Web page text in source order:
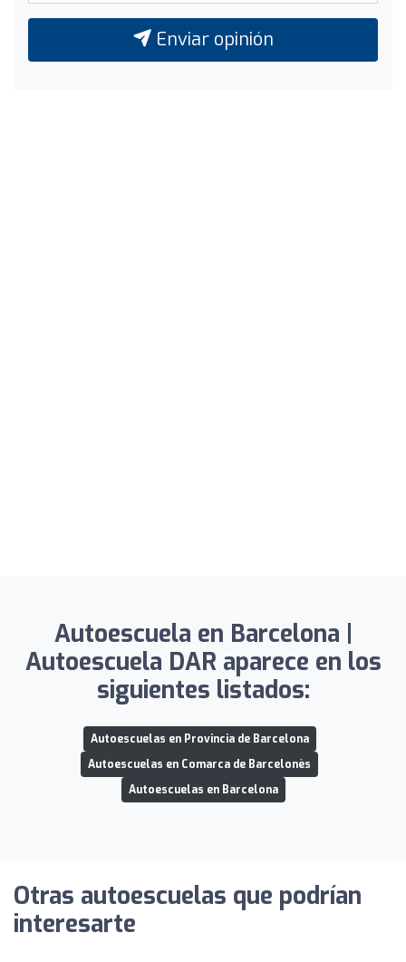
Enviar opinión
Autoescuela en Barcelona |
Autoescuela DAR aparece en los
siguientes listados:
Autoescuelas en Provincia de Barcelona
Autoescuelas en Comarca de Barcelonès
Autoescuelas en Barcelona
Otras autoescuelas que podrían
interesarte